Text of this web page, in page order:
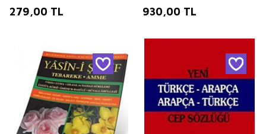
279,00 TL 930,00 TL